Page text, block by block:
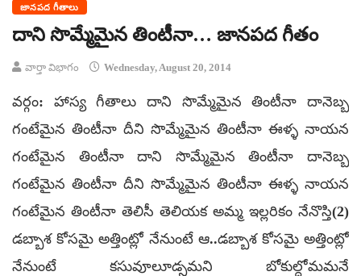
జానపద గీతాలు
దాని సొమ్మేమైన తింటీనా… జానపద గీతం
వార్తా విభాగం Wednesday, August 20, 2014
వర్గం: హాస్య గీతాలు దాని సొమ్మేమైన తింటీనా దానెబ్బ
గంటేమైన తింటీనా దీని సొమ్మేమైన తింటీనా ఈళ్ళ నాయన
గంటేమైన తింటీనా దాని సొమ్మేమైన తింటీనా దానెబ్బ
గంటేమైన తింటీనా దీని సొమ్మేమైన తింటీనా ఈళ్ళ నాయన
గంటేమైన తింటీనా తెలిసీ తెలియక అమ్మ ఇల్లరికం నేనొస్తి(2)
డబ్బాశ కోసమై అత్తింట్లో నేనుంటే ఆ..డబ్బాశ కోసమై అత్తింట్లో
నేనుంటే కసువూలూడ్సమని బోకుల్దోమమనే